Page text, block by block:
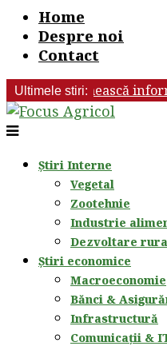
Home
Despre noi
Contact
Ultimele stiri:
să primească
Știri Interne
Vegetal
Zootehnie
Industrie
Dezvoltare
Știri economice
Macroeconomie
Bănci &
Infrastructură
Comunicații &